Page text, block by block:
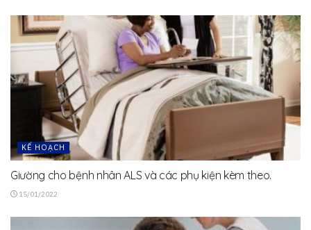
KẾ HOẠCH
Giường cho bệnh nhân ALS và các phụ kiện kèm theo.
15/01/2022